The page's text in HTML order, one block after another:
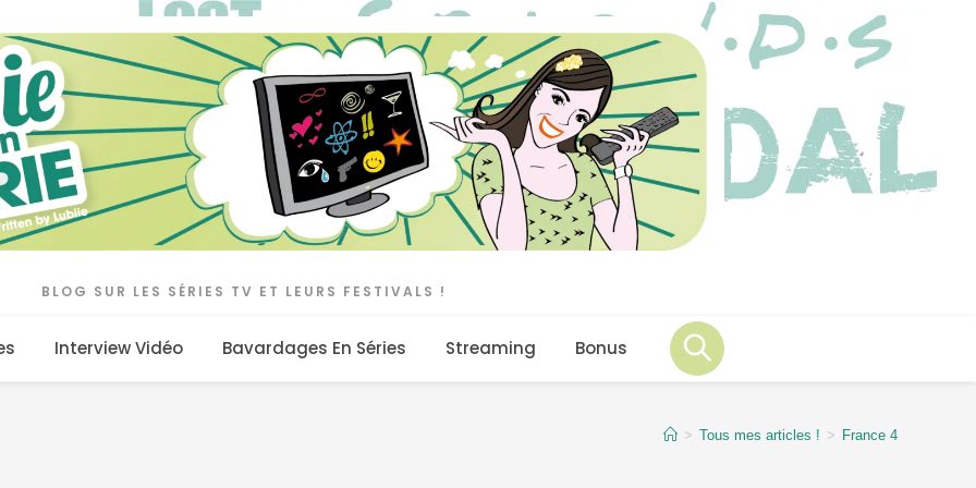
BLOG SUR LES SÉRIES TV ET LEURS FESTIVALS !
Interview Vidéo Bavardages En Séries Streaming Bonus
> Tous mes articles ! > France 4